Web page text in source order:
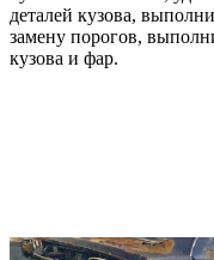
деталей кузова,
замену порогов,
кузова и фар.